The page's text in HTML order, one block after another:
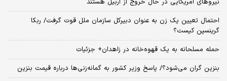
احتمال تعیین یک زن به عنوان دبیرکل سازمان ملل قوت گرفت/ ربکا
گرینسپن کیست؟
حمله مسلحانه به یک قهوه‌خانه در زاهدان+ جزئیات
بنزین گران می‌شود؟/ پاسخ وزیر کشور به گمانه‌زنی‌ها درباره قیمت بنزین